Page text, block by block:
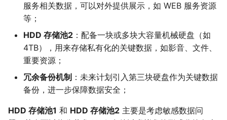
服务相关数据，可以对外提供展示，如 WEB 服务资源
等；
HDD 存储池2 ：配备一块或多块大容量机械硬盘（如
4TB），用来存储私有化的关键数据，如影音、文件、
重要资源；
冗余备份机制 ：未来计划引入第三块硬盘作为关键数据
备份，进一步保障数据安全；
HDD 存储池1 和 HDD 存储池2 主要是考虑敏感数据问